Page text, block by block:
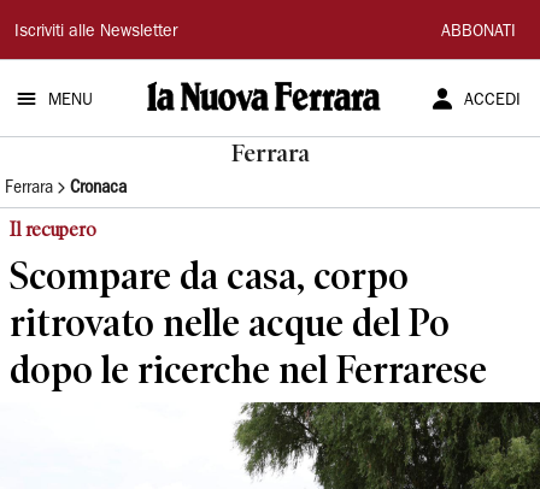
La
Nuova
Ferrara
Iscriviti alle Newsletter ABBONATI
MENU ACCEDI
Ferrara
Ferrara Cronaca
Il recupero
Scompare da casa, corpo
ritrovato nelle acque del Po
dopo le ricerche nel Ferrarese